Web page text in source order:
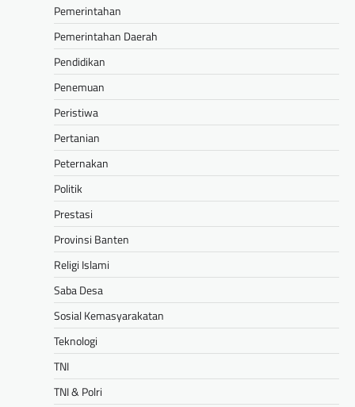
Pemerintahan
Pemerintahan Daerah
Pendidikan
Penemuan
Peristiwa
Pertanian
Peternakan
Politik
Prestasi
Provinsi Banten
Religi Islami
Saba Desa
Sosial Kemasyarakatan
Teknologi
TNI
TNI & Polri